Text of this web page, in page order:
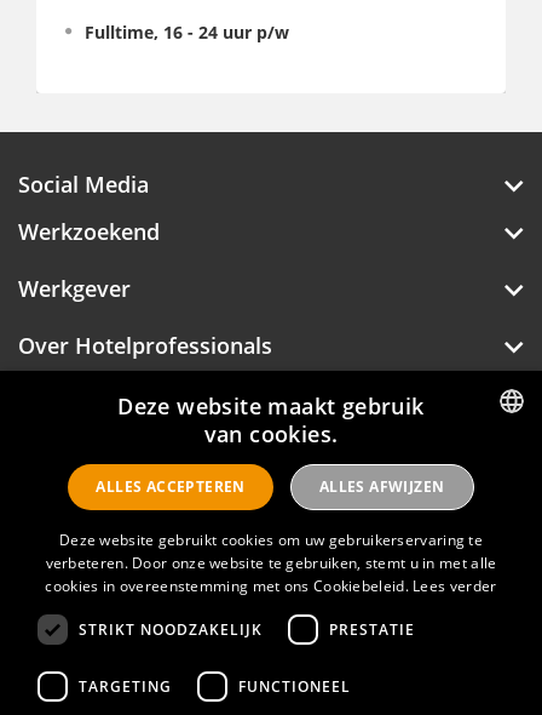
Fulltime, 16 - 24 uur p/w
Over Hotelprofessionals
Hotelprofessionals
FAQ
Contact
Gebruikersvoorwaarden
DUTCH
ENGLISH
Deze website maakt gebruik
van cookies.
Deze website gebruikt cookies om uw gebruikerservaring te
verbeteren. Door onze website te gebruiken, stemt u in met alle
cookies in overeenstemming met ons Cookiebeleid. Lees verder
STRIKT NOODZAKELIJK PRESTATIE
TARGETING FUNCTIONEEL
ALLES ACCEPTEREN ALLES AFWIJZEN